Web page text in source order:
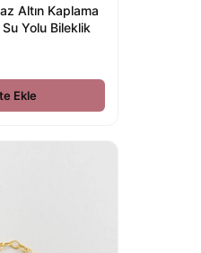
Altın Kaplama
Yolu Bileklik
Ekle